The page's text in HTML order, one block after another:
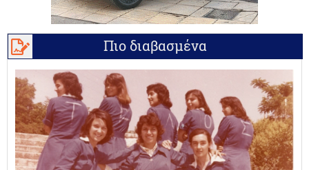
Πιο διαβασμένα